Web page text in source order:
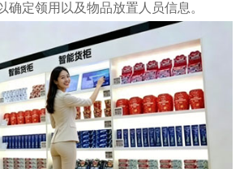
确定领用以及物品放置人员信息。